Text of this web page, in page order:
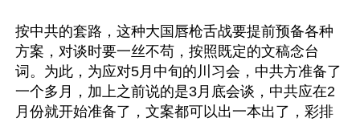
按中共的套路，这种大国唇枪舌战要提前预备各种
方案，对谈时要一丝不苟，按照既定的文稿念台
词。为此，为应对5月中旬的川习会，中共方准备了
一个多月，加上之前说的是3月底会谈，中共应在2
月份就开始准备了，文案都可以出一本出了，彩排